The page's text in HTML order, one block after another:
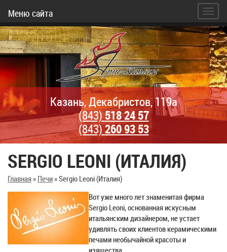
Меню сайта
Казань, Декабристов, 119а
(843)518 24 57
(843)260 93 53
SERGIO LEONI (ИТАЛИЯ)
Главная» Печи»Sergio Leoni (Италия)
Вот уже много лет знаменитая фирма
Sergio Leoni, основанная искусным
итальянским дизайнером, не устает
удивлять своих клиентов керамическими
печами необычайной красоты и
изящества.